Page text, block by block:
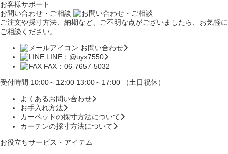
お客様サポート
お問い合わせ・ご相談
ご注文や採寸方法、納期など、ご不明な点がございましたら、お気軽に
ご相談ください。
お問い合わせ
LINE：@uyx7550
FAX：06-7657-5032
受付時間 10:00～12:00 13:00～17:00 （土日祝休）
よくあるお問い合わせ
お手入れ方法
カーペットの採寸方法について
カーテンの採寸方法について
お役立ちサービス・アイテム